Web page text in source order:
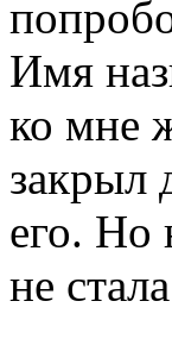
Имя
ко мне
закрыл
его. Но
не